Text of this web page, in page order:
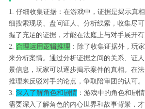
1. 仔细收集证据：在游戏中，证据是揭示真
细搜索现场、盘问证人、分析线索，收集尽
握了充足的证据，才能在法庭上与对手展开有
2. 合理运用逻辑推理 ：除了收集证据外，玩
来分析案情。通过分析证据之间的关系、证
景信息，玩家可以逐步揭示案件的真相。在
推理来反驳对手的论点，争取陪审团的认可。
3. 深入了解角色和剧情：游戏中的角色和剧
需要深入了解角色的内心世界和故事背景，